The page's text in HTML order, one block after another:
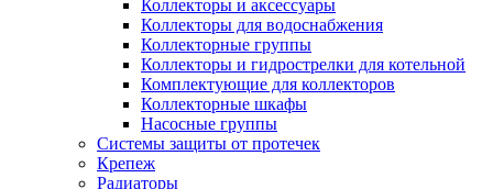
Коллекторы и аксессуары
Коллекторы для водоснабжения
Коллекторные группы
Коллекторы и гидрострелки для котельной
Комплектующие для коллекторов
Коллекторные шкафы
Насосные группы
Системы защиты от протечек
Крепеж
Радиаторы